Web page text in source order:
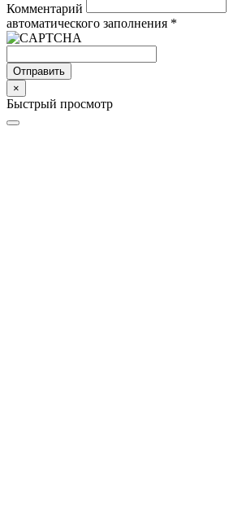
Комментарий
автоматического заполнения *
Отправить
×
Быстрый просмотр